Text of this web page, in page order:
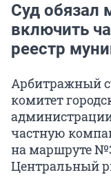
Суд обязал
включить
реестр
Арбитражный
комитет
частную
на маршруте
Центральный